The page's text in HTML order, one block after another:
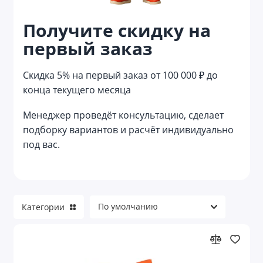
Получите скидку на
первый заказ
Скидка 5% на первый заказ от 100 000 ₽ до
конца текущего месяца
Менеджер проведёт консультацию, сделает
подборку вариантов и расчёт индивидуально
под вас.
Лайфстайл наборы
Мужские наборы
Наборы аксессуаров
Наборы в русском стиле
Категории